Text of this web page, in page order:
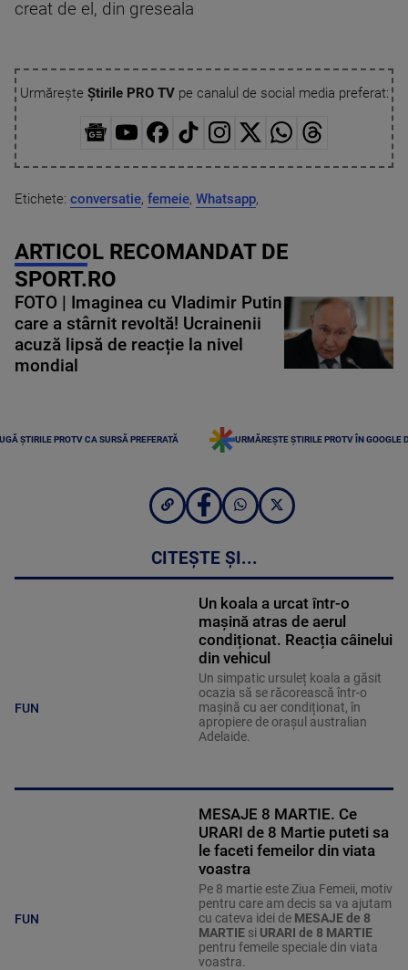
creat de el, din greseala
Urmărește Știrile PRO TVpe canalul de social media preferat:
Etichete: conversatie, femeie, Whatsapp,
ARTICOL RECOMANDAT DE
SPORT.RO
FOTO | Imaginea cu Vladimir Putin
care a stârnit revoltă! Ucrainenii
acuză lipsă de reacție la nivel
mondial
ȘTIRILE PROTV CA SURSĂ PREFERATĂ URMĂREȘTE ȘTIRILE PROTV ÎN GOOGLE
CITEȘTE ȘI...
FUN
Un koala a urcat într-o
mașină atras de aerul
condiționat. Reacția câinelui
din vehicul
Un simpatic ursuleț koala a găsit
ocazia să se răcorească într-o
mașină cu aer condiționat, în
apropiere de orașul australian
Adelaide.
FUN
MESAJE 8 MARTIE. Ce
URARI de 8 Martie puteti sa
le faceti femeilor din viata
voastra
Pe 8 martie este Ziua Femeii, motiv
pentru care am decis sa va ajutam
cu cateva idei de MESAJE de 8
MARTIEsi URARI de 8 MARTIE
pentru femeile speciale din viata
voastra.